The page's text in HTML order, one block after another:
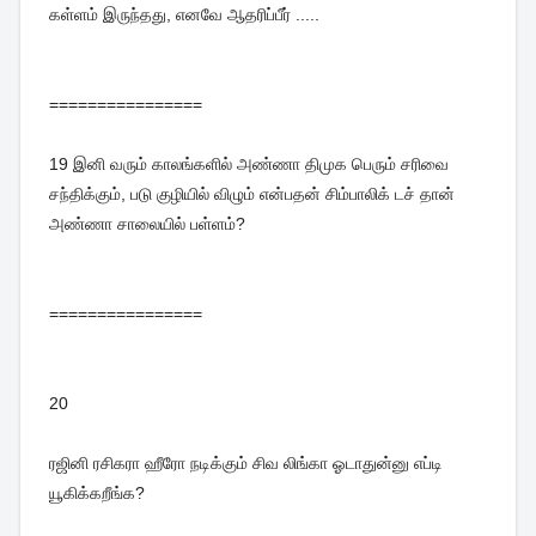
கள்ளம் இருந்தது, எனவே ஆதரிப்பீர் .....
================
19 இனி வரும் காலங்களில் அண்ணா திமுக பெரும் சரிவை
சந்திக்கும், படு குழியில் விழும் என்பதன் சிம்பாலிக் டச் தான்
அண்ணா சாலையில் பள்ளம்?
================
20
ரஜினி ரசிகரா ஹீரோ நடிக்கும் சிவ லிங்கா ஓடாதுன்னு எப்டி
யூகிக்கறீங்க?